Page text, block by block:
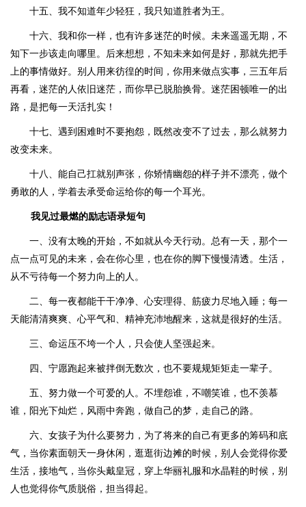
十五、我不知道年少轻狂，我只知道胜者为王。
十六、我和你一样，也有许多迷茫的时候。未来遥遥无期，不
知下一步该走向哪里。后来想想，不知未来如何是好，那就先把手
上的事情做好。别人用来彷徨的时间，你用来做点实事，三五年后
再看，迷茫的人依旧迷茫，而你早已脱胎换骨。迷茫困顿唯一的出
路，是把每一天活扎实！
十七、遇到困难时不要抱怨，既然改变不了过去，那么就努力
改变未来。
十八、能自己扛就别声张，你矫情幽怨的样子并不漂亮，做个
勇敢的人，学着去承受命运给你的每一个耳光。
我见过最燃的励志语录短句
一、没有太晚的开始，不如就从今天行动。总有一天，那个一
点一点可见的未来，会在你心里，也在你的脚下慢慢清透。生活，
从不亏待每一个努力向上的人。
二、每一夜都能干干净净、心安理得、筋疲力尽地入睡；每一
天能清清爽爽、心平气和、精神充沛地醒来，这就是很好的生活。
三、命运压不垮一个人，只会使人坚强起来。
四、宁愿跑起来被拌倒无数次，也不要规规矩矩走一辈子。
五、努力做一个可爱的人。不埋怨谁，不嘲笑谁，也不羡慕
谁，阳光下灿烂，风雨中奔跑，做自己的梦，走自己的路。
六、女孩子为什么要努力，为了将来的自己有更多的筹码和底
气，当你素面朝天一身休闲，逛逛街边摊的时候，别人会觉得你爱
生活，接地气，当你头戴皇冠，穿上华丽礼服和水晶鞋的时候，别
人也觉得你气质脱俗，担当得起。